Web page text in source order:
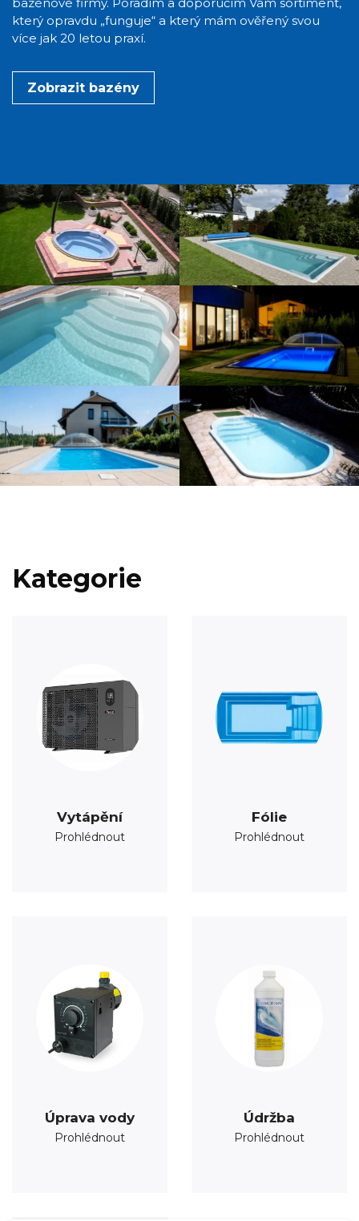
který opravdu „funguje“ a který mám ověřený svou
více jak 20 letou praxí.
Zobrazit bazény
Kategorie
Vytápění
Prohlédnout
Fólie
Prohlédnout
Úprava vody
Prohlédnout
Údržba
Prohlédnout